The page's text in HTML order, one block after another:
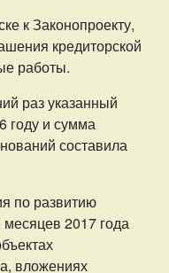
к Законопроекту,
кредиторской
работы.
раз указанный
году и сумма
составила
по развитию
месяцев 2017 года
вложениях